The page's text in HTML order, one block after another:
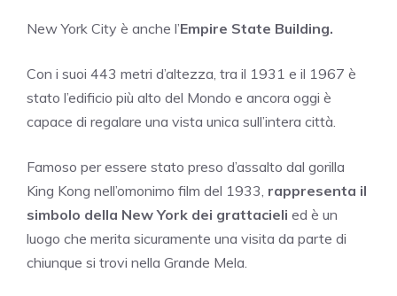
New York City è anche l’Empire State Building.
Con i suoi 443 metri d’altezza, tra il 1931 e il 1967 è
stato l’edificio più alto del Mondo e ancora oggi è
capace di regalare una vista unica sull’intera città.
Famoso per essere stato preso d’assalto dal gorilla
King Kong nell’omonimo film del 1933, rappresenta il
simbolo della New York dei grattacieli ed è un
luogo che merita sicuramente una visita da parte di
chiunque si trovi nella Grande Mela.